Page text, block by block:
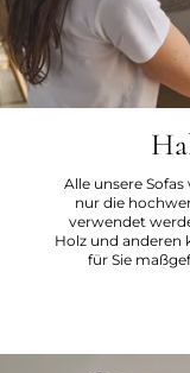
Alle unsere
nur die
verwendet
Holz und anderen
für Sie